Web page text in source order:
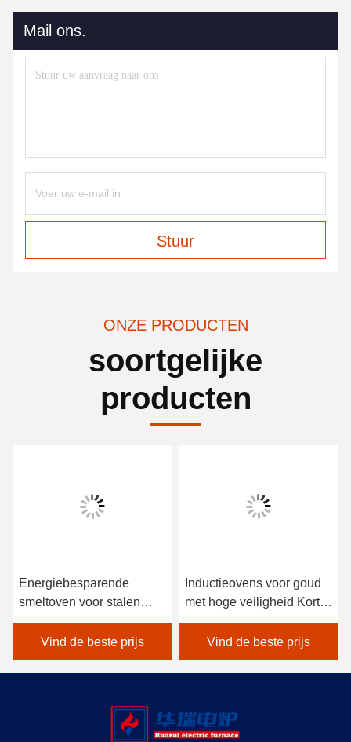
Mail ons.
Stuur
ONZE PRODUCTEN
soortgelijke
producten
Energiebesparende
smeltoven voor stalen
schelpen
Vind de beste prijs
Inductieovens voor goud
met hoge veiligheid Korte
smelttijd Hoge
duurzaamheid
Vind de beste prijs